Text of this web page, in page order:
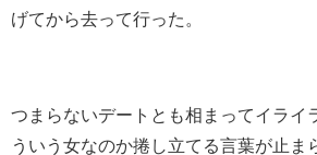
げてから去って行った。
つまらないデートとも相まってイライ
ういう女なのか捲し立てる言葉が止ま